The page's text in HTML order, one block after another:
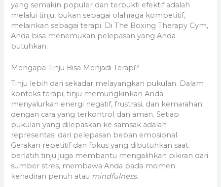
yang semakin populer dan terbukti efektif adalah
melalui tinju, bukan sebagai olahraga kompetitif,
melainkan sebagai terapi. Di The Boxing Therapy Gym,
Anda bisa menemukan pelepasan yang Anda
butuhkan.
Mengapa Tinju Bisa Menjadi Terapi?
Tinju lebih dari sekadar melayangkan pukulan. Dalam
konteks terapi, tinju memungkinkan Anda
menyalurkan energi negatif, frustrasi, dan kemarahan
dengan cara yang terkontrol dan aman. Setiap
pukulan yang dilepaskan ke samsak adalah
representasi dari pelepasan beban emosional.
Gerakan repetitif dan fokus yang dibutuhkan saat
berlatih tinju juga membantu mengalihkan pikiran dari
sumber stres, membawa Anda pada momen
kehadiran penuh atau mindfulness.